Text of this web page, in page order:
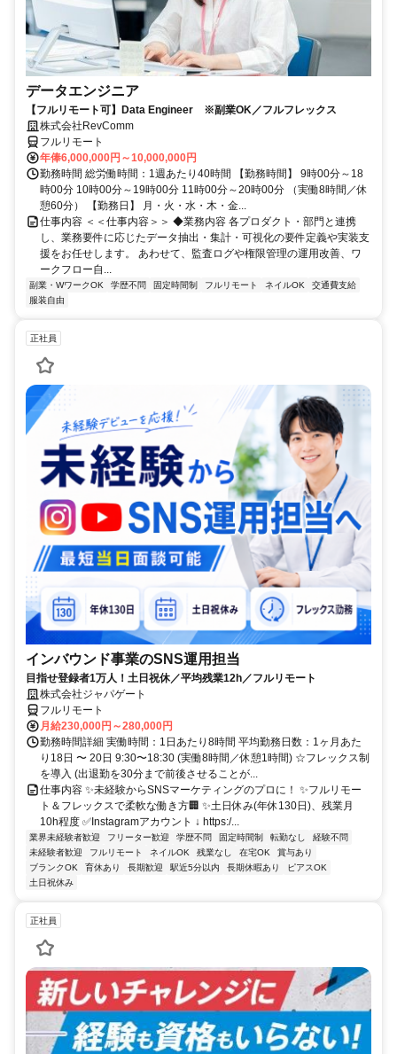
データエンジニア
【フルリモート可】Data Engineer ※副業OK／フルフレックス
株式会社RevComm
フルリモート
年俸6,000,000円～10,000,000円
勤務時間 総労働時間：1週あたり40時間 【勤務時間】 9時00分～18
時00分 10時00分～19時00分 11時00分～20時00分 （実働8時間／休
憩60分） 【勤務日】 月・火・水・木・金...
仕事内容 ＜＜仕事内容＞＞ ◆業務内容 各プロダクト・部門と連携
し、業務要件に応じたデータ抽出・集計・可視化の要件定義や実装支
援をお任せします。 あわせて、監査ログや権限管理の運用改善、ワ
ークフロー自...
副業・WワークOK 学歴不問 固定時間制 フルリモート ネイルOK
交通費支給
服装自由
正社員
インバウンド事業のSNS運用担当
目指せ登録者1万人！土日祝休／平均残業12h／フルリモート
株式会社ジャパゲート
フルリモート
月給230,000円～280,000円
勤務時間詳細 実働時間：1日あたり8時間 平均勤務日数：1ヶ月あた
り18日 〜 20日 9:30〜18:30 (実働8時間／休憩1時間) ☆フレックス制
を導入 (出退勤を30分まで前後させることが...
仕事内容 ✨未経験からSNSマーケティングのプロに！ ✨フルリモー
ト＆フレックスで柔軟な働き方🏢 ✨土日休み(年休130日)、残業月
10h程度 ✅Instagramアカウント ↓ https:/...
業界未経験者歓迎 フリーター歓迎 学歴不問 固定時間制 転勤なし
経験不問
未経験者歓迎
フルリモート ネイルOK 残業なし 在宅OK
賞与あり
ブランクOK
育休あり 長期歓迎 駅近5分以内 長期休暇あり
ピアスOK
土日祝休み
正社員